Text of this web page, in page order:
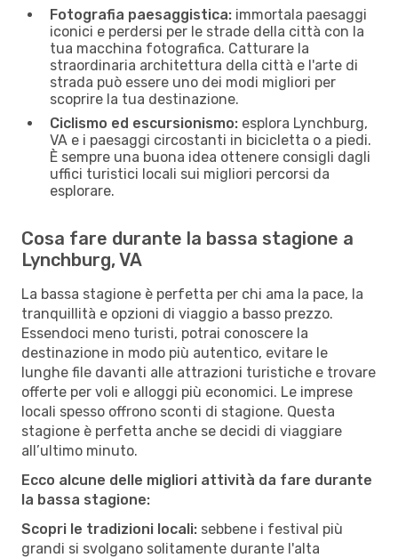
Fotografia paesaggistica: immortala paesaggi
iconici e perdersi per le strade della città con la
tua macchina fotografica. Catturare la
straordinaria architettura della città e l'arte di
strada può essere uno dei modi migliori per
scoprire la tua destinazione.
Ciclismo ed escursionismo: esplora Lynchburg,
VA e i paesaggi circostanti in bicicletta o a piedi.
È sempre una buona idea ottenere consigli dagli
uffici turistici locali sui migliori percorsi da
esplorare.
Cosa fare durante la bassa stagione a
Lynchburg, VA
La bassa stagione è perfetta per chi ama la pace, la
tranquillità e opzioni di viaggio a basso prezzo.
Essendoci meno turisti, potrai conoscere la
destinazione in modo più autentico, evitare le
lunghe file davanti alle attrazioni turistiche e trovare
offerte per voli e alloggi più economici. Le imprese
locali spesso offrono sconti di stagione. Questa
stagione è perfetta anche se decidi di viaggiare
all’ultimo minuto.
Ecco alcune delle migliori attività da fare durante
la bassa stagione:
Scopri le tradizioni locali: sebbene i festival più
grandi si svolgano solitamente durante l'alta